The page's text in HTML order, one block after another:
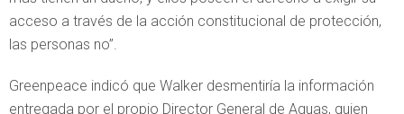
acceso a través de la acción constitucional de protección,
las personas no”.
Greenpeace indicó que Walker desmentiría la información
entregada por el propio Director General de Aguas, quien